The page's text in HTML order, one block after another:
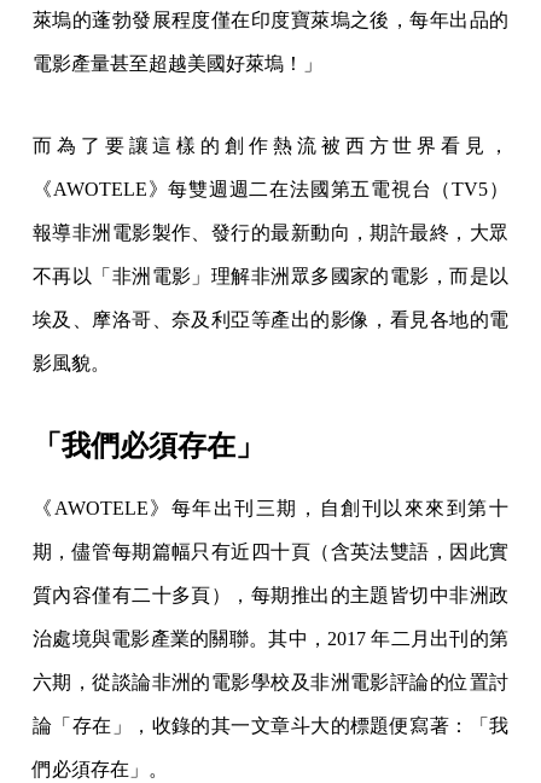
萊塢的蓬勃發展程度僅在印度寶萊塢之後，每年出品的
電影產量甚至超越美國好萊塢！」
而為了要讓這樣的創作熱流被西方世界看見，
《AWOTELE》每雙週週二在法國第五電視台（TV5）
報導非洲電影製作、發行的最新動向，期許最終，大眾
不再以「非洲電影」理解非洲眾多國家的電影，而是以
埃及、摩洛哥、奈及利亞等產出的影像，看見各地的電
影風貌。
「我們必須存在」
《AWOTELE》每年出刊三期，自創刊以來來到第十
期，儘管每期篇幅只有近四十頁（含英法雙語，因此實
質內容僅有二十多頁），每期推出的主題皆切中非洲政
治處境與電影產業的關聯。其中，2017 年二月出刊的第
六期，從談論非洲的電影學校及非洲電影評論的位置討
論「存在」，收錄的其一文章斗大的標題便寫著：「我
們必須存在」。